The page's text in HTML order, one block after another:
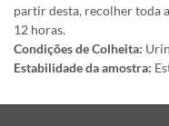
partir desta, recolher toda
12 horas.
Condições de Colheita:
Estabilidade da amostra: